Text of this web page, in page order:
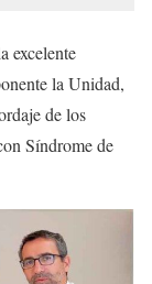
excelente
la Unidad,
de los
Síndrome de